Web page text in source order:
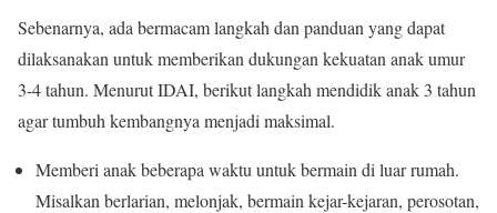
Sebenarnya, ada bermacam langkah dan panduan yang dapat
dilaksanakan untuk memberikan dukungan kekuatan anak umur
3-4 tahun. Menurut IDAI, berikut langkah mendidik anak 3 tahun
agar tumbuh kembangnya menjadi maksimal.
Memberi anak beberapa waktu untuk bermain di luar rumah.
Misalkan berlarian, melonjak, bermain kejar-kejaran, perosotan,